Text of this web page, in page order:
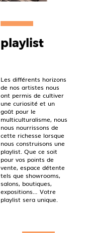
playlist
Les différents horizons
de nos artistes nous
ont permis de cultiver
une curiosité et un
goût pour le
multiculturalisme, nous
nous nourrissons de
cette richesse lorsque
nous construisons une
playlist. Que ce soit
pour vos points de
vente, espace détente
tels que showrooms,
salons, boutiques,
expositions… Votre
playlist sera unique.